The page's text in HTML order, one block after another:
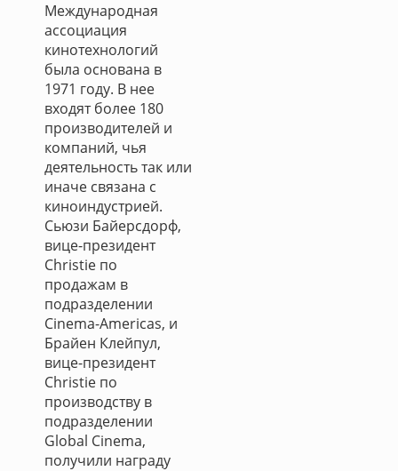
Международная
ассоциация
кинотехнологий
была основана в
1971 году. В нее
входят более 180
производителей и
компаний, чья
деятельность так или
иначе связана с
киноиндустрией.
Сьюзи Байерсдорф,
вице-президент
Christie по
продажам в
подразделении
Cinema-Americas, и
Брайен Клейпул,
вице-президент
Christie по
производству в
подразделении
Global Cinema,
получили награду